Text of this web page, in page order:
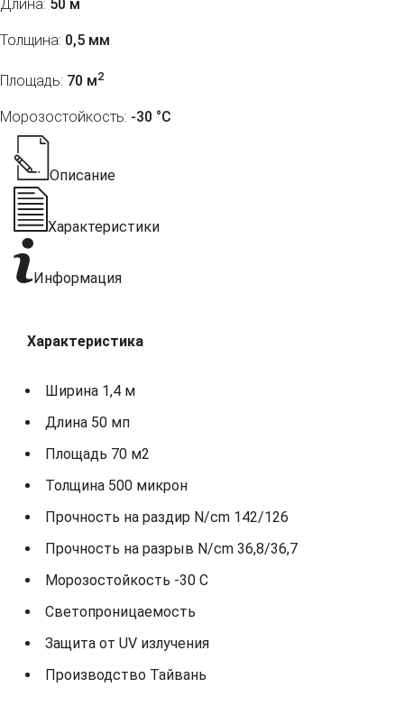
Длина: 50 м
Толщина: 0,5 мм
Площадь: 70 м2
Морозостойкость: -30 °С
Описание
Характеристики
Информация
Характеристика
Ширина 1,4 м
Длина 50 мп
Площадь 70 м2
Толщина 500 микрон
Прочность на раздир N/cm 142/126
Прочность на разрыв N/cm 36,8/36,7
Морозостойкость -30 С
Светопроницаемость
Защита от UV излучения
Производство Тайвань